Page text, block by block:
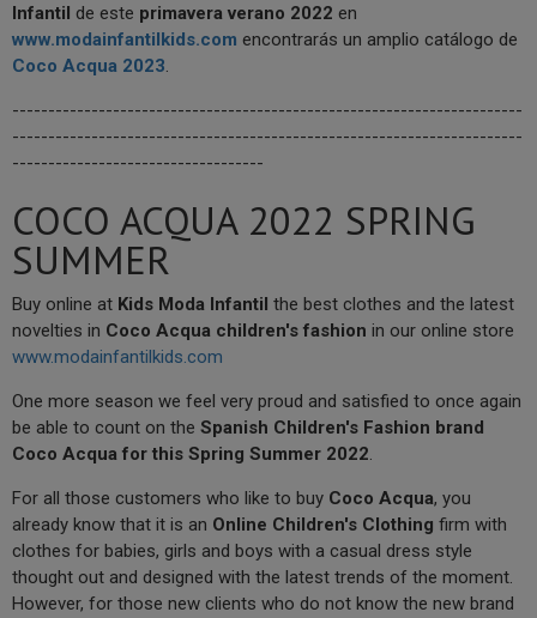
Infantil de este primavera verano 2022 en
www.modainfantilkids.com encontrarás un amplio catálogo de
Coco Acqua 2023.
-----------------------------------------------------------------------
-----------------------------------------------------------------------
-----------------------------------
COCO ACQUA 2022 SPRING
SUMMER
Buy online at Kids Moda Infantil the best clothes and the latest
novelties in Coco Acqua children's fashion in our online store
www.modainfantilkids.com
One more season we feel very proud and satisfied to once again
be able to count on the Spanish Children's Fashion brand
Coco Acqua for this Spring Summer 2022.
For all those customers who like to buy Coco Acqua, you
already know that it is an Online Children's Clothing firm with
clothes for babies, girls and boys with a casual dress style
thought out and designed with the latest trends of the moment.
However, for those new clients who do not know the new brand